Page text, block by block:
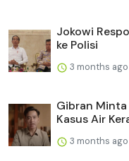
Jokowi
ke Polisi
3 months ago
Gibran
Kasus Air
3 months ago